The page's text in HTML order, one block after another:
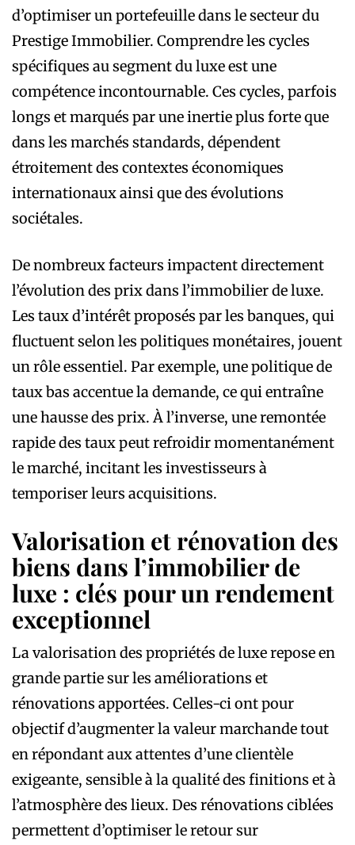
d’optimiser un portefeuille dans le secteur du
Prestige Immobilier. Comprendre les cycles
spécifiques au segment du luxe est une
compétence incontournable. Ces cycles, parfois
longs et marqués par une inertie plus forte que
dans les marchés standards, dépendent
étroitement des contextes économiques
internationaux ainsi que des évolutions
sociétales.
De nombreux facteurs impactent directement
l’évolution des prix dans l’immobilier de luxe.
Les taux d’intérêt proposés par les banques, qui
fluctuent selon les politiques monétaires, jouent
un rôle essentiel. Par exemple, une politique de
taux bas accentue la demande, ce qui entraîne
une hausse des prix. À l’inverse, une remontée
rapide des taux peut refroidir momentanément
le marché, incitant les investisseurs à
temporiser leurs acquisitions.
Valorisation et rénovation des
biens dans l’immobilier de
luxe : clés pour un rendement
exceptionnel
La valorisation des propriétés de luxe repose en
grande partie sur les améliorations et
rénovations apportées. Celles-ci ont pour
objectif d’augmenter la valeur marchande tout
en répondant aux attentes d’une clientèle
exigeante, sensible à la qualité des finitions et à
l’atmosphère des lieux. Des rénovations ciblées
permettent d’optimiser le retour sur